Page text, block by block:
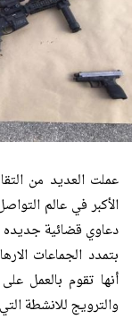
عملت العديد من
الأكبر في عالم
دعاوي قضائية جديده
بتمدد الجماعات
أنها تقوم بالعمل
والترويج للانشطة